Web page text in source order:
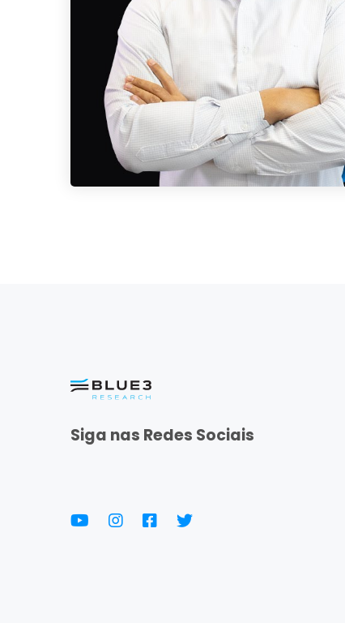
Siga nas Redes Sociais